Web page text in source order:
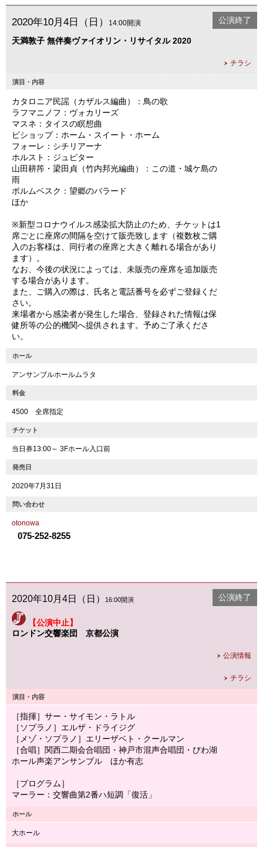
2020年10月4日（日）14:00開演
天満敦子 無伴奏ヴァイオリン・リサイタル 2020
チラシ
公演終了
演目・内容
カタロニア民謡（カザルス編曲）：鳥の歌
ラフマニノフ：ヴォカリーズ
マスネ：タイスの瞑想曲
ビショップ：ホーム・スイート・ホーム
フォーレ：シチリアーナ
ホルスト：ジュピター
山田耕筰・梁田貞（竹内邦光編曲）：この道・城ケ島の
雨
ポルムベスク：望郷のバラード
ほか
※新型コロナウイルス感染拡大防止のため、チケットは1
席ごとに座席の間隔を空けて販売致します（複数枚ご購
入のお客様は、同行者の座席と大きく離れる場合があり
ます）。
なお、今後の状況によっては、未販売の座席を追加販売
する場合があります。
また、ご購入の際は、氏名と電話番号を必ずご登録くだ
さい。
来場者から感染者が発生した場合、登録された情報は保
健所等の公的機関へ提供されます。予めご了承くださ
い。
ホール
アンサンブルホールムラタ
料金
4500 全席指定
チケット
当日券13:00～ 3Fホール入口前
発売日
2020年7月31日
問い合わせ
otonowa
075-252-8255
2020年10月4日（日）16:00開演
【公演中止】
ロンドン交響楽団 京都公演
公演情報
チラシ
公演終了
演目・内容
［指揮］サー・サイモン・ラトル
［ソプラノ］エルザ・ドライジグ
［メゾ・ソプラノ］エリーザベト・クールマン
［合唱］関西二期会合唱団・神戸市混声合唱団・びわ湖
ホール声楽アンサンブル ほか有志
［プログラム］
マーラー：交響曲第2番ハ短調「復活」
ホール
大ホール